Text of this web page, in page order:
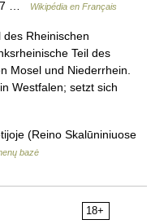
… Wikipédia en Français
Rheinischen
Teil des
Mosel und Niederrhein.
Westfalen; setzt sich
(Reino Skalūniniuose
bazė
18+